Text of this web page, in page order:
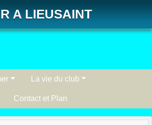
A LIEUSAINT
La vie du club
Contact et Plan